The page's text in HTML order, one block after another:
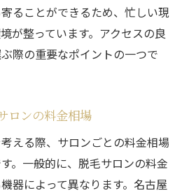
ることができるため、忙しい現
が整っています。アクセスの良
際の重要なポイントの一つで
ロンの料金相場
える際、サロンごとの料金相場
。一般的に、脱毛サロンの料金
器によって異なります。名古屋